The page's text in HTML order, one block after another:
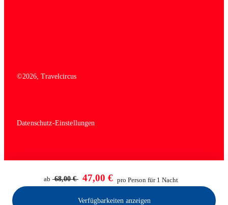
ab 68,00 € 47,00 € pro Person für 1 Nacht
Verfügbarkeiten anzeigen
©2026 , Travelcircus
Datenschutz-Einstellungen